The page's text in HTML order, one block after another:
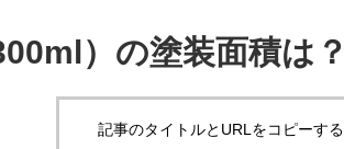
）の塗装面積は？
記事のタイトルとURLをコピーする